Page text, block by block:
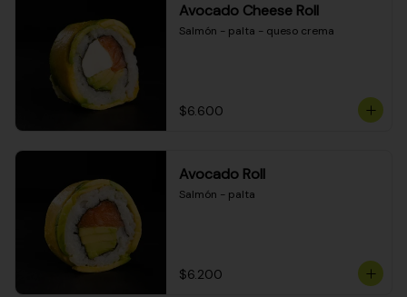
Avocado Cheese Roll
Salmón - palta - queso crema
$6.600
Avocado Roll
Salmón - palta
$6.200